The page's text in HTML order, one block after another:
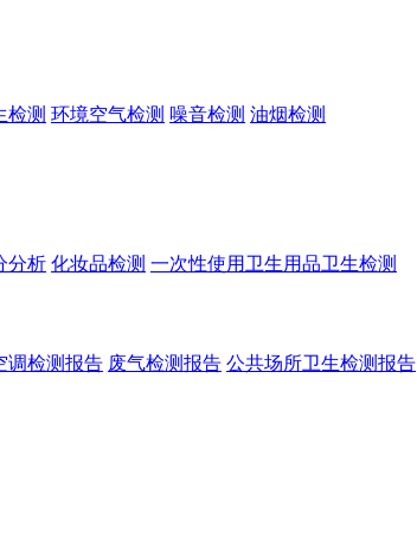
检测 环境空气检测 噪音检测 油烟检测
分析 化妆品检测 一次性使用卫生用品卫生检测
调检测报告 废气检测报告 公共场所卫生检测报告